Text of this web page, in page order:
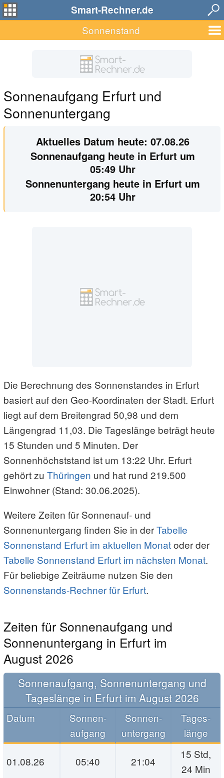
Smart-Rechner.de
Sonnenstand
Sonnenaufgang Erfurt und
Sonnenuntergang
Aktuelles Datum heute: 07.08.26
Sonnenaufgang heute in Erfurt um
05:49 Uhr
Sonnenuntergang heute in Erfurt um
20:54 Uhr
Die Berechnung des Sonnenstandes in Erfurt
basiert auf den Geo-Koordinaten der Stadt. Erfurt
liegt auf dem Breitengrad 50,98 und dem
Längengrad 11,03. Die Tageslänge beträgt heute
15 Stunden und 5 Minuten. Der
Sonnenhöchststand ist um 13:22 Uhr. Erfurt
gehört zu Thüringen und hat rund 219.500
Einwohner (Stand: 30.06.2025).
Weitere Zeiten für Sonnenauf- und
Sonnenuntergang finden Sie in derTabelle
Sonnenstand Erfurt im aktuellen Monatoder der
Tabelle Sonnenstand Erfurt im nächsten Monat.
Für beliebige Zeiträume nutzen Sie den
Sonnenstands-Rechner für Erfurt.
Zeiten für Sonnenaufgang und
Sonnenuntergang in Erfurt im
August 2026
Sonnen­aufgang, Sonnen­unter­gang und
Tages­länge in Erfurt im August 2026
Datum
Sonnen­
aufgang
Sonnen­
unter­gang
Tages­
länge
01.08.26 05:40 21:04
15 Std,
24 Min